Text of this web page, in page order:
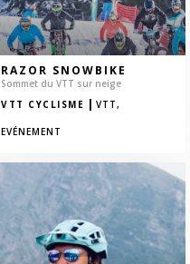
RAZOR SNOWBIKE
Sommet du VTT sur neige
VTT CYCLISME | VTT,
EVÉNEMENT